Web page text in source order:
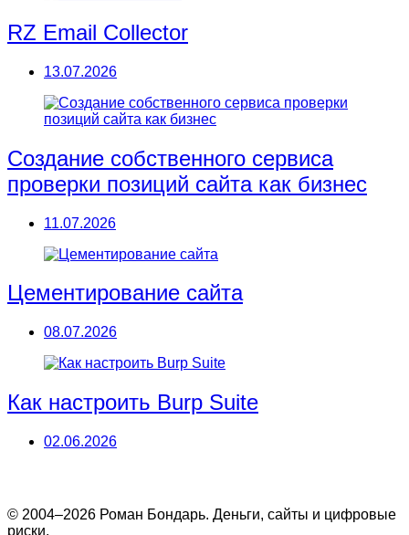
RZ Email Collector
13.07.2026
Создание собственного сервиса
проверки позиций сайта как бизнес
11.07.2026
Цементирование сайта
08.07.2026
Как настроить Burp Suite
02.06.2026
© 2004–2026 Роман Бондарь. Деньги, сайты и цифровые
риски.